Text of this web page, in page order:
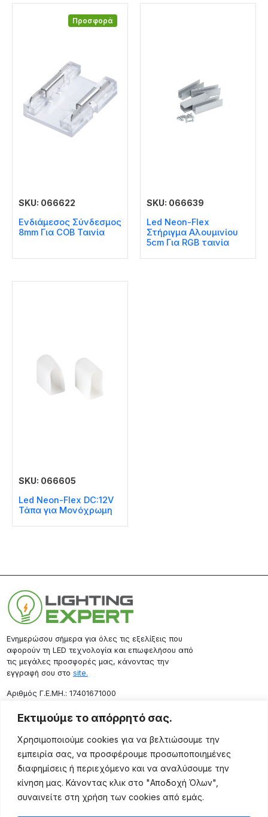
Εκτιμούμε το απόρρητό σας.
Χρησιμοποιούμε cookies για να βελτιώσουμε την
εμπειρία σας, να προσφέρουμε προσωποποιημένες
διαφημίσεις ή περιεχόμενο και να αναλύσουμε την
κίνηση μας. Κάνοντας κλικ στο "Αποδοχή Όλων",
συναινείτε στη χρήση των cookies από εμάς.
Προσφορά
SKU: 066622
Ενδιάμεσος Σύνδεσμος
8mm Για COB Ταινία
SKU: 066639
Led Neon-Flex
Στήριγμα Αλουμινίου
5cm Για RGB ταινία
SKU: 066605
Led Neon-Flex DC:12V
Τάπα για Μονόχρωμη
Ενημερώσου σήμερα για όλες τις εξελίξεις που
αφορούν τη LED τεχνολογία και επωφελήσου από
τις μεγάλες προσφορές μας, κάνοντας την
εγγραφή σου στο site.
Aριθμός Γ.Ε.ΜΗ.: 17401671000
Επικοινωνία
Ρόδου 133, Αθήνα 10443
(+30) 211 725 5427
sales@lightingexpert.gr